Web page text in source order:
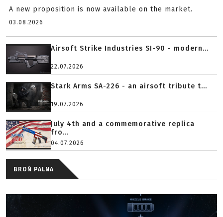
A new proposition is now available on the market.
03.08.2026
Airsoft Strike Industries SI-90 - modern...
22.07.2026
Stark Arms SA-226 - an airsoft tribute t...
19.07.2026
July 4th and a commemorative replica
fro...
04.07.2026
BROŃ PALNA